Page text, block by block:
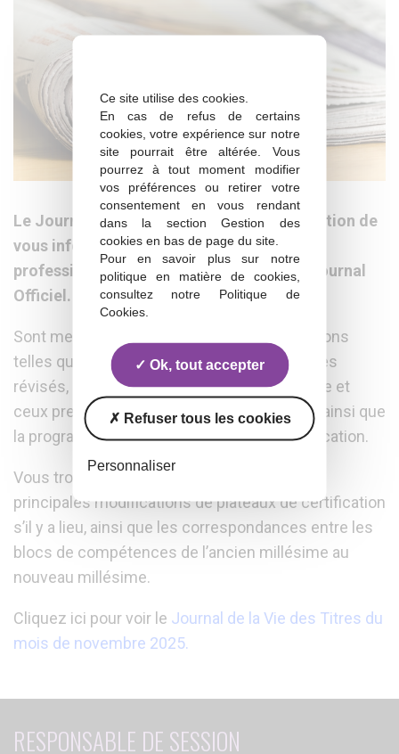
Ce site utilise des cookies.
En cas de refus de certains
cookies, votre expérience sur notre
site pourrait être altérée. Vous
pourrez à tout moment modifier
vos préférences ou retirer votre
consentement en vous rendant
dans la section Gestion des
cookies en bas de page du site.
Pour en savoir plus sur notre
politique en matière de cookies,
consultez notre Politique de
Cookies.
Ok, tout accepter
Refuser tous les cookies
Personnaliser
Le Journal de la Vie des Titres a pour vocation de
vous informer sur l’actualité des titres
professionnels à partir des parutions au Journal
Officiel.
Sont mentionnées à l’intérieur des informations
telles que les principales évolutions des titres
révisés, les futurs titres arrivants à échéance et
ceux prenant effet dans le trimestre à venir ainsi que
la programmation des Journées de la Certification.
Vous trouverez également à l’intérieur les
principales modifications de plateaux de certification
s’il y a lieu, ainsi que les correspondances entre les
blocs de compétences de l’ancien millésime au
nouveau millésime.
Cliquez ici pour voir le Journal de la Vie des Titres du
mois de novembre 2025.
RESPONSABLE DE SESSION